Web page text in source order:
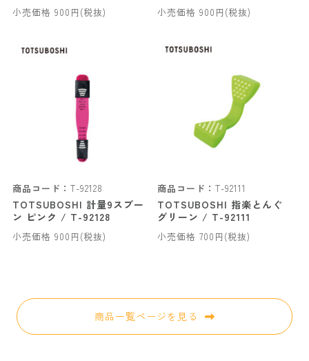
小売価格 900円(税抜) 小売価格 900円(税抜)
商品コード： T-92128
TOTSUBOSHI 計量9スプー
ン ピンク / T-92128
小売価格 900円(税抜)
商品コード：T-92111
TOTSUBOSHI 指楽とんぐ
グリーン / T-92111
小売価格 700円(税抜)
商品一覧ページを見る